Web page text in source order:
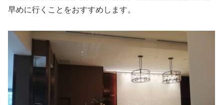
早めに行くことをおすすめします。